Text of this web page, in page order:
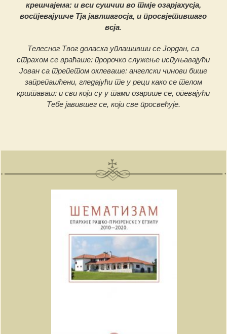
крешчајема: и вси сушчии во тмје озарјахусја,
воспјевајушче Тја јавлшагосја, и просвјетившаго
всја.
Телесног Твог доласка уплашивши се Јордан, са
страхом се враћаше: пророчко служење испуњавајући
Јован са трепетом оклеваше: ангелски чинови бише
запрепашћени, гледајући те у реци како се телом
крштаваш: и сви који су у тами озарише се, опевајући
Тебе јавившег се, који све просвећује.